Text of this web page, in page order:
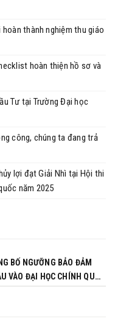
thành nghiệm thu giáo
hoàn thiện hồ sơ và
Đại học
công, chúng ta đang trả
lợi đạt Giải Nhì tại Hội thi
năm 2025
BỐ NGƯỠNG BẢO ĐẢM
VÀO ĐẠI HỌC CHÍNH QUY